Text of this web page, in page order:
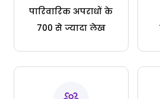
पारिवारिक अपराधों के
700 से ज्यादा लेख